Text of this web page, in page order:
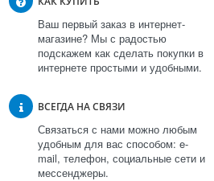
Ваш первый заказ в интернет-
магазине? Мы с радостью
подскажем как сделать покупки в
интернете простыми и удобными.
ВСЕГДА НА СВЯЗИ
Связаться с нами можно любым
удобным для вас способом: e-
mail, телефон, социальные сети и
мессенджеры.